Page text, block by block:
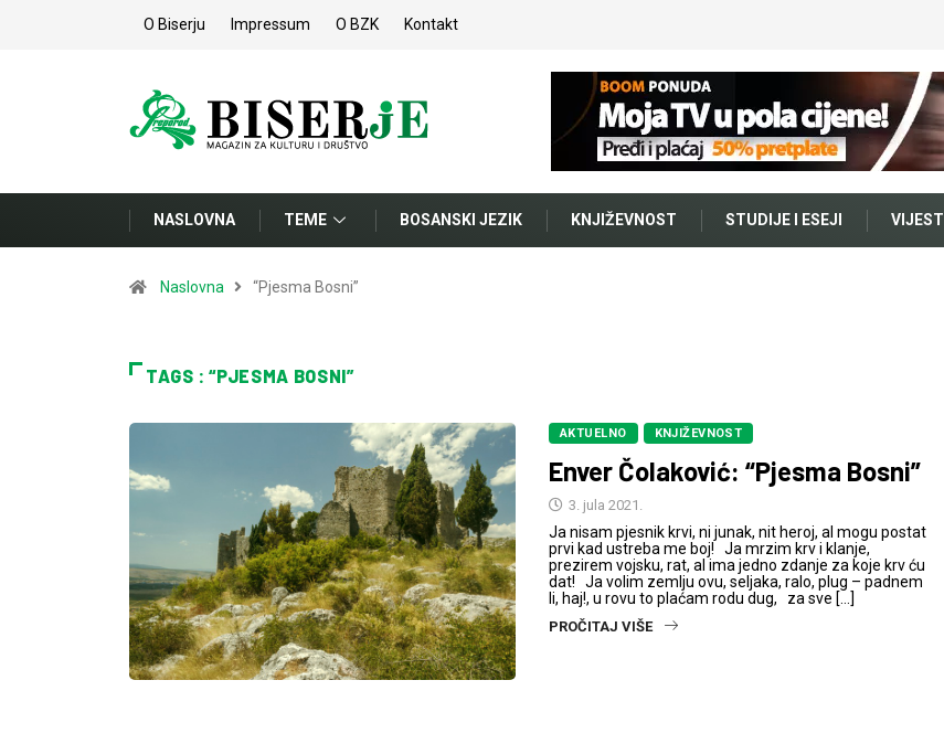
O Biserju Impressum O BZK Kontakt
NASLOVNA TEME BOSANSKI JEZIK KNJIŽEVNOST STUDIJE I ESEJI VIJESTI
Naslovna “Pjesma Bosni”
TAGS : “PJESMA BOSNI”
AKTUELNO KNJIŽEVNOST
Enver Čolaković: “Pjesma Bosni”
3. jula 2021.
Ja nisam pjesnik krvi, ni junak, nit heroj, al mogu postat
prvi kad ustreba me boj! Ja mrzim krv i klanje,
prezirem vojsku, rat, al ima jedno zdanje za koje krv ću
dat! Ja volim zemlju ovu, seljaka, ralo, plug – padnem
li, haj!, u rovu to plaćam rodu dug, za sve […]
PROČITAJ VIŠE